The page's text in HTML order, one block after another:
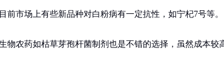
市场上有些新品种对白粉病有一定抗性，如宁杞7号等。
物农药如枯草芽孢杆菌制剂也是不错的选择，虽然成本较